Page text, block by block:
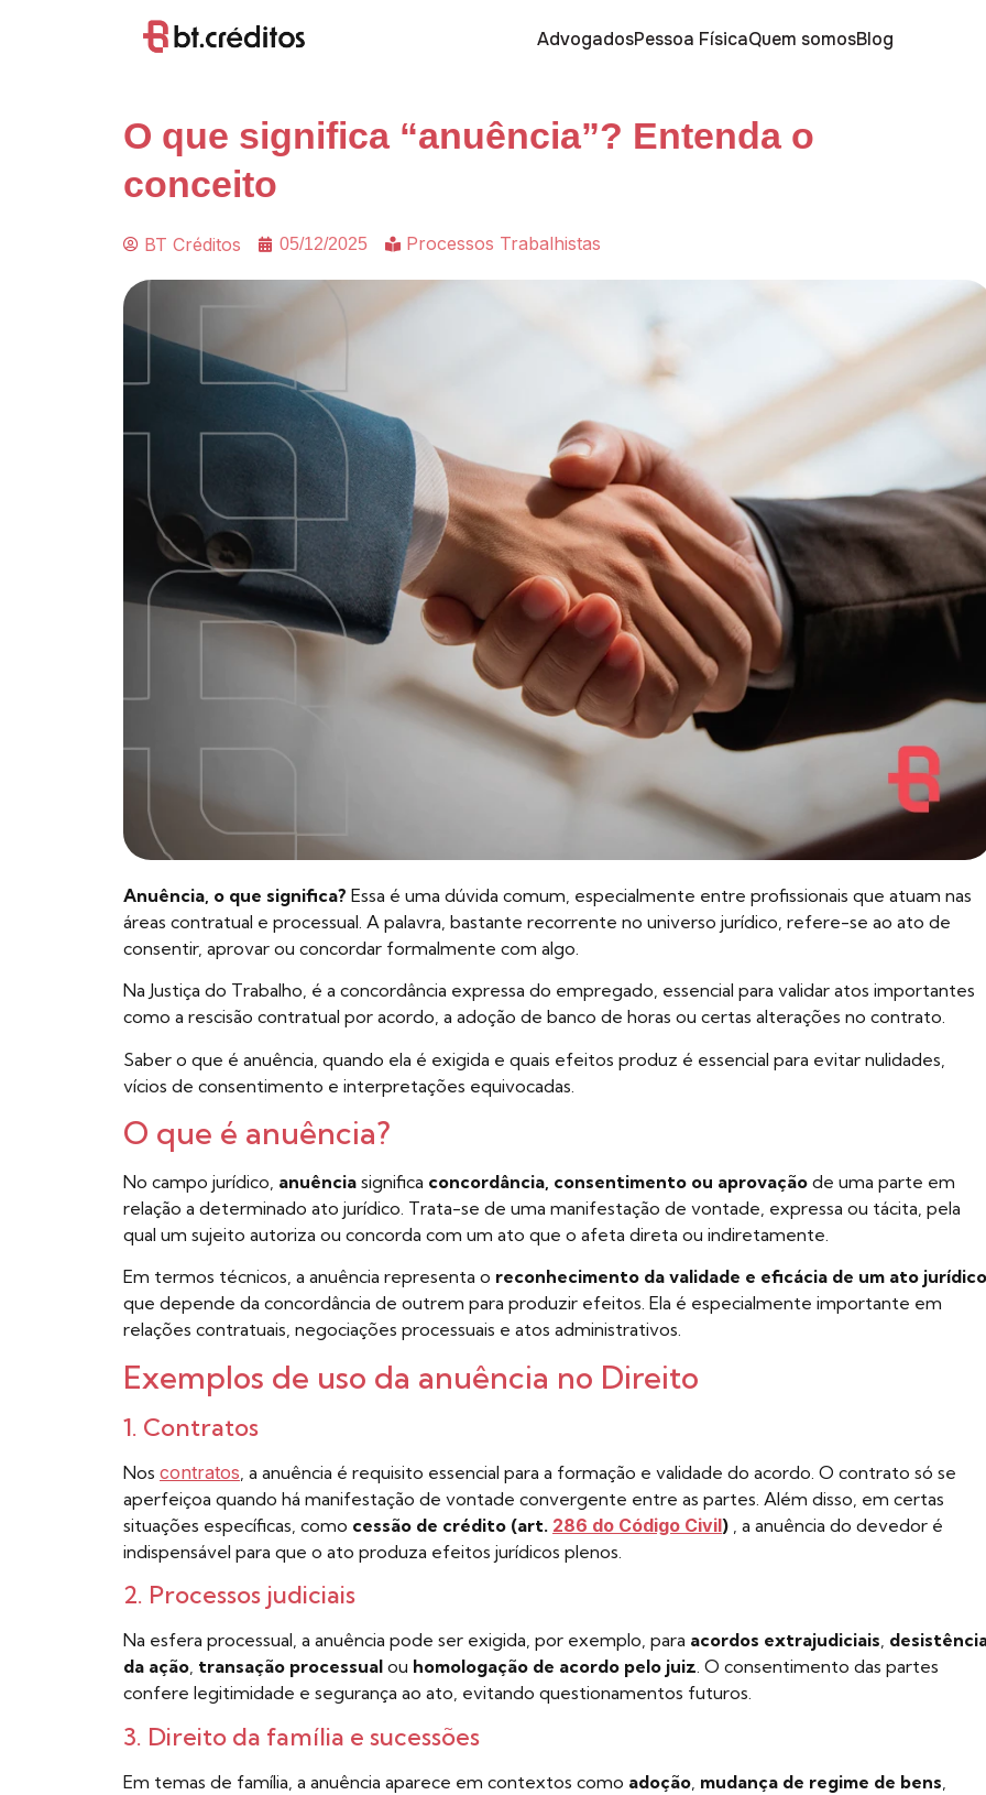
AdvogadosPessoa FísicaQuem somosBlog
O que significa “anuência”? Entenda o
conceito
BT Créditos 05/12/2025 Processos Trabalhistas
Anuência, o que significa? Essa é uma dúvida comum, especialmente entre profissionais que atuam nas
áreas contratual e processual. A palavra, bastante recorrente no universo jurídico, refere-se ao ato de
consentir, aprovar ou concordar formalmente com algo.
Na Justiça do Trabalho, é a concordância expressa do empregado, essencial para validar atos importantes
como a rescisão contratual por acordo, a adoção de banco de horas ou certas alterações no contrato.
Saber o que é anuência, quando ela é exigida e quais efeitos produz é essencial para evitar nulidades,
vícios de consentimento e interpretações equivocadas.
O que é anuência?
No campo jurídico, anuência significa concordância, consentimento ou aprovação de uma parte em
relação a determinado ato jurídico. Trata-se de uma manifestação de vontade, expressa ou tácita, pela
qual um sujeito autoriza ou concorda com um ato que o afeta direta ou indiretamente.
Em termos técnicos, a anuência representa o reconhecimento da validade e eficácia de um ato jurídico
que depende da concordância de outrem para produzir efeitos. Ela é especialmente importante em
relações contratuais, negociações processuais e atos administrativos.
Exemplos de uso da anuência no Direito
1. Contratos
Nos contratos , a anuência é requisito essencial para a formação e validade do acordo. O contrato só se
aperfeiçoa quando há manifestação de vontade convergente entre as partes. Além disso, em certas
situações específicas, como cessão de crédito (art. 286 do Código Civil) , a anuência do devedor é
indispensável para que o ato produza efeitos jurídicos plenos.
2. Processos judiciais
Na esfera processual, a anuência pode ser exigida, por exemplo, para acordos extrajudiciais,
da ação, transação processual ou homologação de acordo pelo juiz. O consentimento das partes
confere legitimidade e segurança ao ato, evitando questionamentos futuros.
3. Direito da família e sucessões
Em temas de família, a anuência aparece em contextos como adoção mudança de regime de bens